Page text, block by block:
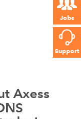
Jobs
Support
Axess